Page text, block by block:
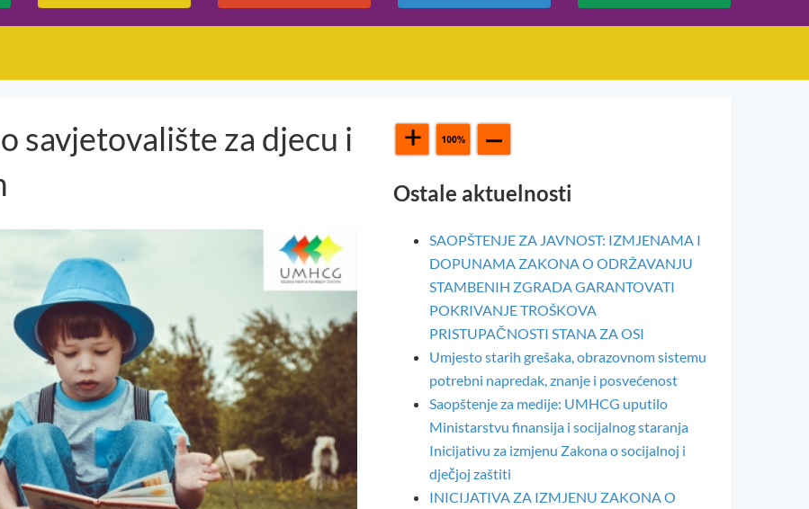
savjetovalište za djecu i
Ostale aktuelnosti
SAOPŠTENJE ZA JAVNOST: IZMJENAMA I
DOPUNAMA ZAKONA O ODRŽAVANJU
STAMBENIH ZGRADA GARANTOVATI
POKRIVANJE TROŠKOVA
PRISTUPAČNOSTI STANA ZA OSI
Umjesto starih grešaka, obrazovnom sistemu
potrebni napredak, znanje i posvećenost
Saopštenje za medije: UMHCG uputilo
Ministarstvu finansija i socijalnog staranja
Inicijativu za izmjenu Zakona o socijalnoj i
dječjoj zaštiti
INICIJATIVA ZA IZMJENU ZAKONA O